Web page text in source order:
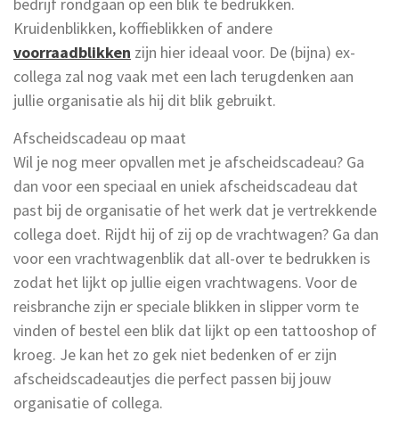
Kruidenblikken, koffieblikken of andere
voorraadblikken zijn hier ideaal voor. De (bijna) ex-
collega zal nog vaak met een lach terugdenken aan
jullie organisatie als hij dit blik gebruikt.
Afscheidscadeau op maat
Wil je nog meer opvallen met je afscheidscadeau? Ga
dan voor een speciaal en uniek afscheidscadeau dat
past bij de organisatie of het werk dat je vertrekkende
collega doet. Rijdt hij of zij op de vrachtwagen? Ga dan
voor een vrachtwagenblik dat all-over te bedrukken is
zodat het lijkt op jullie eigen vrachtwagens. Voor de
reisbranche zijn er speciale blikken in slipper vorm te
vinden of bestel een blik dat lijkt op een tattooshop of
kroeg. Je kan het zo gek niet bedenken of er zijn
afscheidscadeautjes die perfect passen bij jouw
organisatie of collega.